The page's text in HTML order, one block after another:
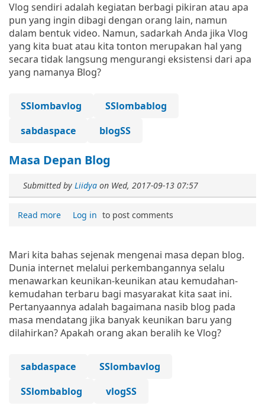
Vlog sendiri adalah kegiatan berbagi pikiran atau apa
pun yang ingin dibagi dengan orang lain, namun
dalam bentuk video. Namun, sadarkah Anda jika Vlog
yang kita buat atau kita tonton merupakan hal yang
secara tidak langsung mengurangi eksistensi dari apa
yang namanya Blog?
SSlombavlog
SSlombablog
sabdaspace
blogSS
Masa Depan Blog
Submitted by Liidya on Wed, 2017-09-13 07:57
Read more Log in to post comments
Mari kita bahas sejenak mengenai masa depan blog.
Dunia internet melalui perkembangannya selalu
menawarkan keunikan-keunikan atau kemudahan-
kemudahan terbaru bagi masyarakat kita saat ini.
Pertanyaannya adalah bagaimana nasib blog pada
masa mendatang jika banyak keunikan baru yang
dilahirkan? Apakah orang akan beralih ke Vlog?
sabdaspace
SSlombavlog
SSlombablog
vlogSS